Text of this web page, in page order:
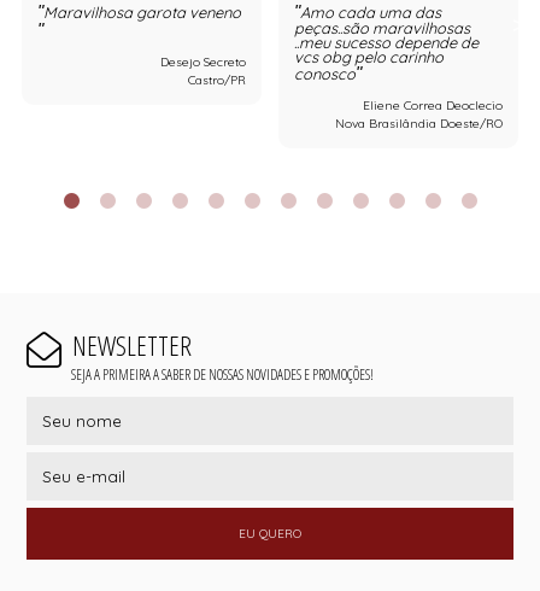
Maravilhosa garota veneno
Desejo Secreto
Castro/PR
Amo cada uma das
peças..são maravilhosas
..meu sucesso depende de
vcs obg pelo carinho
conosco
Eliene Correa Deoclecio
Nova Brasilândia Doeste/RO
NEWSLETTER
SEJA A PRIMEIRA A SABER DE NOSSAS NOVIDADES E PROMOÇÕES!
EU QUERO